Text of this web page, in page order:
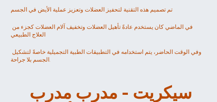
تم تصميم هذه التقنية لتحفيز العضلات وتعزيز عملية الأيض في الجسم
في الماضي كان يستخدم عادةً تأهيل العضلات وتخفيف آلام العضلات كجزء من
العلاج الطبيعي
وفي الوقت الحاضر، يتم استخدامه في التطبيقات الطبية التجميلية خاصةً لتشكيل
الجسم بلا جراحة.